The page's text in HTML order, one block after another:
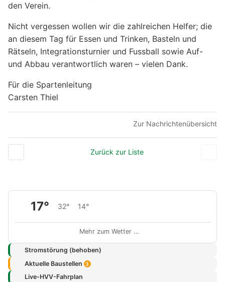
den Verein.
Nicht vergessen wollen wir die zahlreichen Helfer; die
an diesem Tag für Essen und Trinken, Basteln und
Rätseln, Integrationsturnier und Fussball sowie Auf-
und Abbau verantwortlich waren – vielen Dank.
Für die Spartenleitung
Carsten Thiel
Zur Nachrichtenübersicht
Zurück zur Liste
17° 32° 14°
Mehr zum Wetter …
Stromstörung (behoben)
Aktuelle Baustellen 3
Live-HVV-Fahrplan